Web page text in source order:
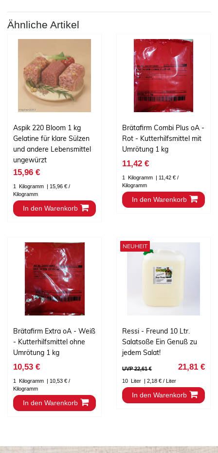
Ähnliche Artikel
Aspik 220 Bloom 1 kg
Gelatine für klare Sülzen
und andere Lebensmittel
ungewürzt
15,96 €
1 Kilogramm | 15,96 € /
Kilogramm
In den Warenkorb
Brätafirm Combi Plus oA -
Rot - Kutterhilfsmittel mit
Umrötung 1 kg
11,42 €
1 Kilogramm | 11,42 € /
Kilogramm
In den Warenkorb
Brätafirm Extra oA - Weiß
- Kutterhilfsmittel ohne
Umrötung 1 kg
10,53 €
1 Kilogramm | 10,53 € /
Kilogramm
In den Warenkorb
NEUHEIT
Ressi - Freund 10 Ltr.
Salatsoße Ein Genuß zu
jedem Salat!
UVP 22,61 € 21,81 €
10 Liter | 2,18 € / Liter
In den Warenkorb